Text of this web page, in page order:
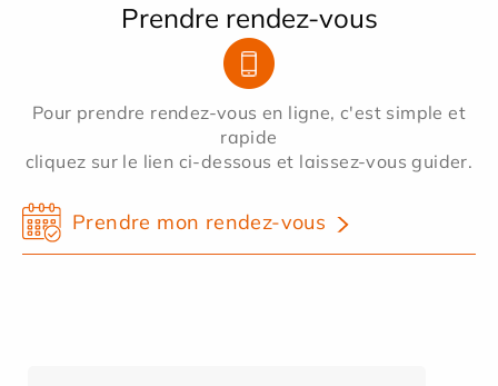
Prendre rendez-vous
Pour prendre rendez-vous en ligne, c'est simple et
rapide
cliquez sur le lien ci-dessous et laissez-vous guider.
Prendre mon rendez-vous